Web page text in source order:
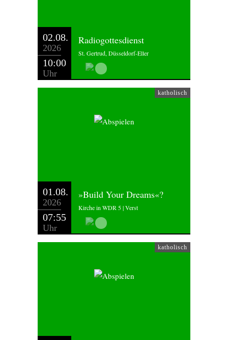
02.08.
2026
10:00
Uhr
Radiogottesdienst
St. Gertrud, Düsseldorf-Eller
katholisch
01.08.
2026
07:55
Uhr
»Build Your Dreams«?
Kirche in WDR 5 | Verst
katholisch